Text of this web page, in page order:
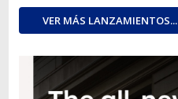
VER MÁS LANZAMIENTOS...